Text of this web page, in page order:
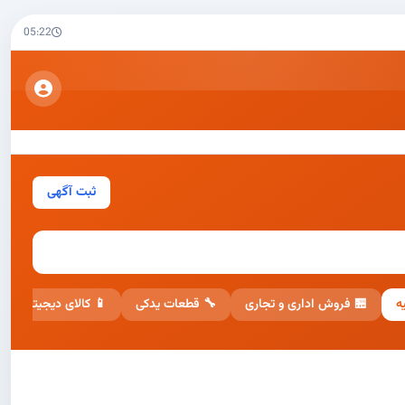
05:22
ثبت آگهی
🏪 فروش اداری و تجاری 🔧 قطعات یدکی 📱 کالای دیجیتال